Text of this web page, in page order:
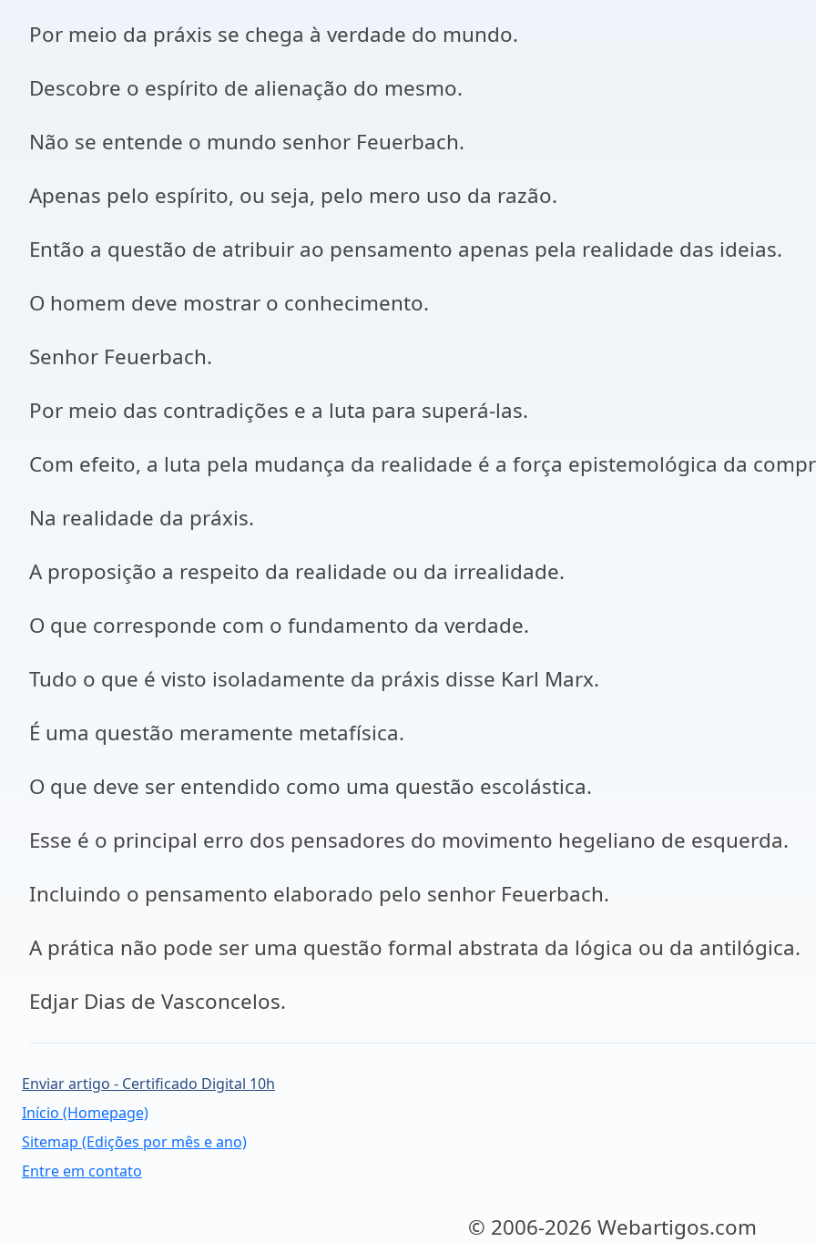
Por meio da práxis se chega à verdade do mundo.
Descobre o espírito de alienação do mesmo.
Não se entende o mundo senhor Feuerbach.
Apenas pelo espírito, ou seja, pelo mero uso da razão.
Então a questão de atribuir ao pensamento apenas pela realidade das ideias.
O homem deve mostrar o conhecimento.
Senhor Feuerbach.
Por meio das contradições e a luta para superá-las.
Com efeito, a luta pela mudança da realidade é a força epistemológica da
Na realidade da práxis.
A proposição a respeito da realidade ou da irrealidade.
O que corresponde com o fundamento da verdade.
Tudo o que é visto isoladamente da práxis disse Karl Marx.
É uma questão meramente metafísica.
O que deve ser entendido como uma questão escolástica.
Esse é o principal erro dos pensadores do movimento hegeliano de esquerda.
Incluindo o pensamento elaborado pelo senhor Feuerbach.
A prática não pode ser uma questão formal abstrata da lógica ou da antilógica.
Edjar Dias de Vasconcelos.
Enviar artigo - Certificado Digital 10h
Início (Homepage)
Sitemap (Edições por mês e ano)
Entre em contato
© 2006-2026 Webartigos.com